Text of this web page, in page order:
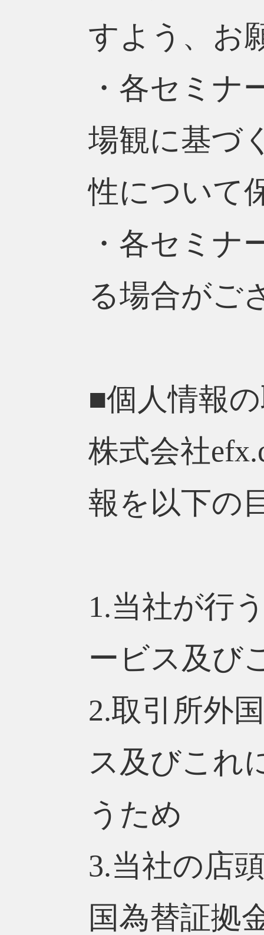
すよう、お
・各セミナ
場観に基づ
性について
・各セミナ
る場合がご
■個人情報
株式会社
報を以下の
1.当社が行
ービス及び
2.取引所外
ス及びこれ
うため
3.当社の店
国為替証拠